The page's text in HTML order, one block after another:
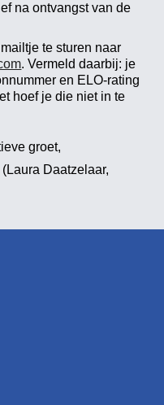
na ontvangst van de
te sturen naar
. Vermeld daarbij: je
en ELO-rating
hoef je die niet in te
groet,
Daatzelaar,